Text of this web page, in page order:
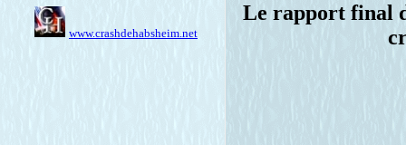
www.crashdehabsheim.net
Le rapport final